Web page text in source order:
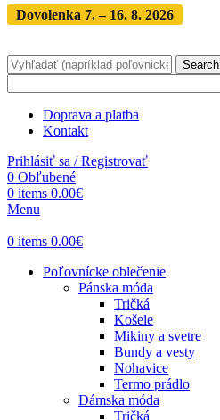
Dovolenka 7. – 16. 8. 2026
Search
Doprava a platba
Kontakt
Prihlásiť sa / Registrovať
0 Obľubené
0 items 0.00€
Menu
0 items 0.00€
Poľovnícke oblečenie
Pánska móda
Tričká
Košele
Mikiny a svetre
Bundy a vesty
Nohavice
Termo prádlo
Dámska móda
Tričká